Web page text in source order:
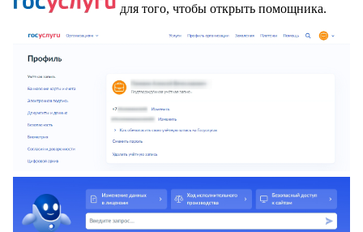
для того, чтобы открыть помощника.